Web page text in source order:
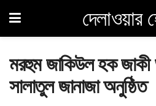
দেলাওয়ার
মরহুম জাকিউল হক জাকী
সালাতুল জানাজা অনুষ্ঠিত